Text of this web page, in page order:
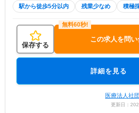
駅から徒歩5分以内 残業少なめ 積極
保存する
この求人を問
詳細を見る
医療法人社
更新日：